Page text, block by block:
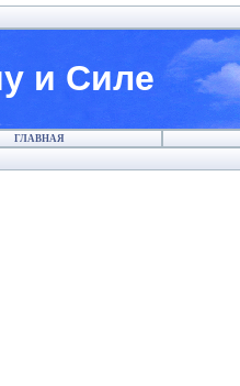
и Силе
ГЛАВНАЯ